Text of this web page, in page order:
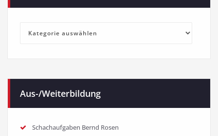
Kategorien
Aus-/Weiterbildung
Schachaufgaben Bernd Rosen